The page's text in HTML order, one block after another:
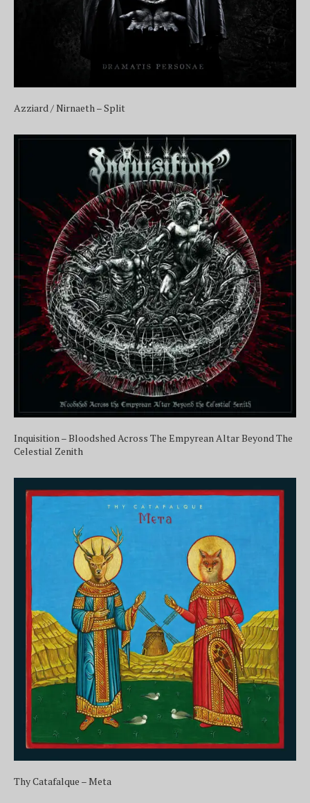
Azziard / Nirnaeth – Split
Inquisition – Bloodshed Across The Empyrean Altar Beyond The
Celestial Zenith
Thy Catafalque – Meta